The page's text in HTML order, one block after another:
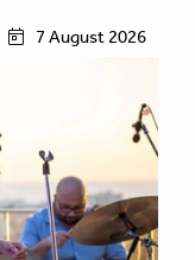
7 August 2026